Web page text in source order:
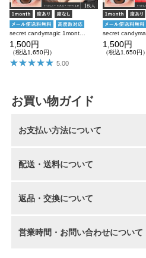
secret candymagic 1month ラメブラウン 度あり 度なし 1枚入り×2箱 計2枚 シークレットキャンディーマジック カラコン
1,500円
（税込1,650円）
5.00
1,500円
（税込1,650円）
お買い物ガイド
お支払い方法について
配送・送料について
返品・交換について
営業時間・お問い合わせについて